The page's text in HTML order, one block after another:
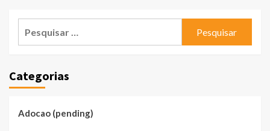
Categorias
Adocao (pending)